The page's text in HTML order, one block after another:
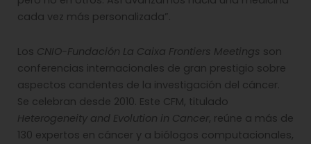
cada vez más personalizada”.
Los CNIO-Fundación La Caixa Frontiers Meetings son
conferencias internacionales de gran prestigio sobre
aspectos candentes de la investigación del cáncer.
Se celebran desde 2010. Este CFM, titulado
Heterogeneity and Evolution in Cancer, reúne a más de
130 expertos en cáncer y a biólogos computacionales,